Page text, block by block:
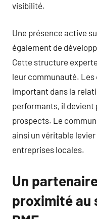
visibilité.
Une présence active
également de
Cette structure
leur communauté. Les
important dans la
performants, il devient
prospects. Le
ainsi un véritable
entreprises locales.
Un
proximité au